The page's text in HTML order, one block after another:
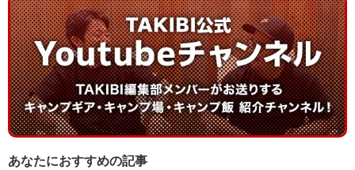
あなたにおすすめの記事